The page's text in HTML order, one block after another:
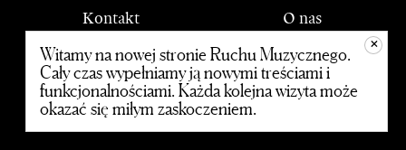
Kontakt
O nas
PWM
© 2020 Polskie Wydawnictwo Muzyczne
+
Witamy na nowej stronie Ruchu Muzycznego.
Cały czas wypełniamy ją nowymi treściami i
funkcjonalnościami. Każda kolejna wizyta może
okazać się miłym zaskoczeniem.